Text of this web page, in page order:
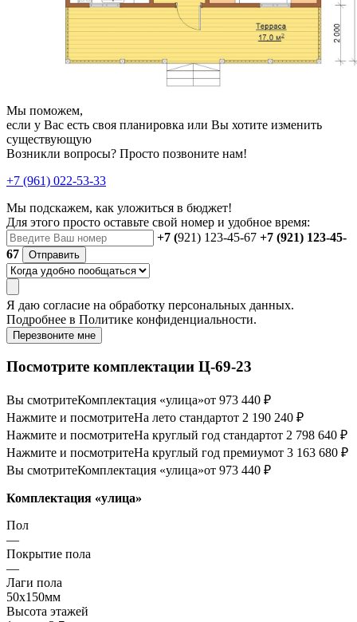
Мы поможем,
если у Вас есть своя планировка или Вы хотите изменить
существующую
Возникли вопросы? Просто позвоните нам!
+7 (961) 022-53-33
Мы подскажем, как уложиться в бюджет!
Для этого просто оставьте свой номер и удобное время:
+7 (921) 123-45-67 +7 (921) 123-45-
67
Отправить
Я даю согласие на обработку персональных данных.
Подробнее в Политике конфиденциальности.
Перезвоните мне
Посмотрите комплектации Ц-69-23
Вы смотритеКомплектация «улица»от 973 440 ₽
Нажмите и посмотритеНа лето стандартот 2 190 240 ₽
Нажмите и посмотритеНа круглый год стандартот 2 798 640 ₽
Нажмите и посмотритеНа круглый год премиумот 3 163 680 ₽
Вы смотритеКомплектация «улица»от 973 440 ₽
Комплектация «улица»
Пол
—
Покрытие пола
—
Лаги пола
50х150мм
Высота этажей